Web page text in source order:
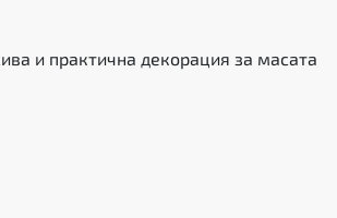
и практична декорация за масата